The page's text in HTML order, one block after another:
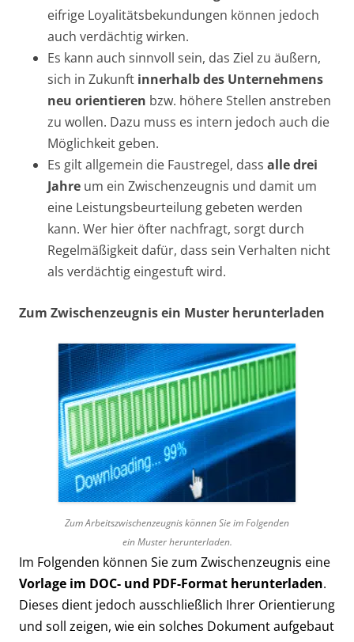
eifrige Loyalitätsbekundungen können jedoch
auch verdächtig wirken.
Es kann auch sinnvoll sein, das Ziel zu äußern,
sich in Zukunft innerhalb des Unternehmens
neu orientieren bzw. höhere Stellen anstreben
zu wollen. Dazu muss es intern jedoch auch die
Möglichkeit geben.
Es gilt allgemein die Faustregel, dass alle drei
Jahre um ein Zwischenzeugnis und damit um
eine Leistungsbeurteilung gebeten werden
kann. Wer hier öfter nachfragt, sorgt durch
Regelmäßigkeit dafür, dass sein Verhalten nicht
als verdächtig eingestuft wird.
Zum Zwischenzeugnis ein Muster herunterladen
Zum Arbeitszwischenzeugnis können Sie im Folgenden
ein Muster herunterladen.
Im Folgenden können Sie zum Zwischenzeugnis eine
Vorlage im DOC- und PDF-Format herunterladen.
Dieses dient jedoch ausschließlich Ihrer Orientierung
und soll zeigen, wie ein solches Dokument aufgebaut